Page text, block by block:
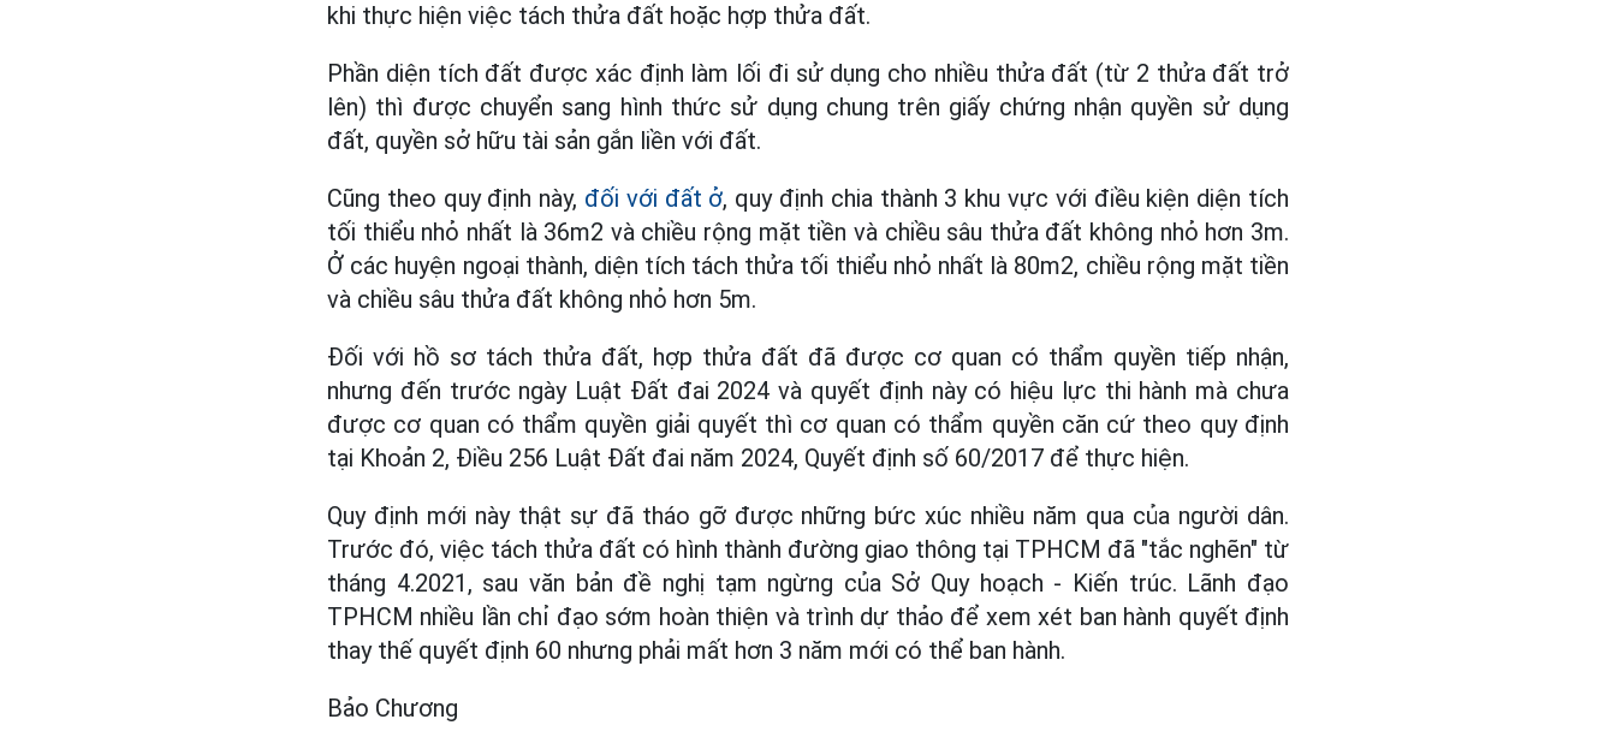
khi thực hiện việc tách thửa đất hoặc hợp thửa đất.
Phần diện tích đất được xác định làm lối đi sử dụng cho nhiều thửa đất (từ 2 thửa đất trở
lên) thì được chuyển sang hình thức sử dụng chung trên giấy chứng nhận quyền sử dụng
đất, quyền sở hữu tài sản gắn liền với đất.
Cũng theo quy định này, đối với đất ở, quy định chia thành 3 khu vực với điều kiện diện tích
tối thiểu nhỏ nhất là 36m2 và chiều rộng mặt tiền và chiều sâu thửa đất không nhỏ hơn 3m.
Ở các huyện ngoại thành, diện tích tách thửa tối thiểu nhỏ nhất là 80m2, chiều rộng mặt tiền
và chiều sâu thửa đất không nhỏ hơn 5m.
Đối với hồ sơ tách thửa đất, hợp thửa đất đã được cơ quan có thẩm quyền tiếp nhận,
nhưng đến trước ngày Luật Đất đai 2024 và quyết định này có hiệu lực thi hành mà chưa
được cơ quan có thẩm quyền giải quyết thì cơ quan có thẩm quyền căn cứ theo quy định
tại Khoản 2, Điều 256 Luật Đất đai năm 2024, Quyết định số 60/2017 để thực hiện.
Quy định mới này thật sự đã tháo gỡ được những bức xúc nhiều năm qua của người dân.
Trước đó, việc tách thửa đất có hình thành đường giao thông tại TPHCM đã "tắc nghẽn" từ
tháng 4.2021, sau văn bản đề nghị tạm ngừng của Sở Quy hoạch - Kiến trúc. Lãnh đạo
TPHCM nhiều lần chỉ đạo sớm hoàn thiện và trình dự thảo để xem xét ban hành quyết định
thay thế quyết định 60 nhưng phải mất hơn 3 năm mới có thể ban hành.
Bảo Chương